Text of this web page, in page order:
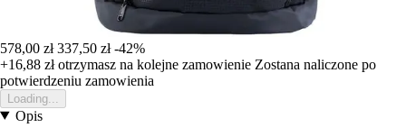
578,00 zł 337,50 zł -42%
+16,88 złotrzymasz na kolejne zamowienie Zostana naliczone po
potwierdzeniu zamowienia
Loading...
Opis